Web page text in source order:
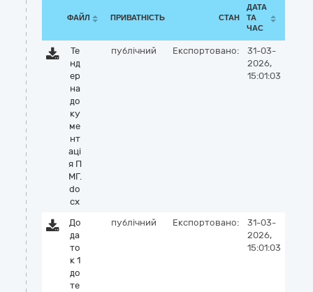
ФАЙЛ ПРИВАТНІСТЬ СТАН
ДАТА
ТА
ЧАС
Те
нд
ер
на
до
ку
ме
нт
аці
я П
МГ.
do
cx
публічний Експортовано:
31-03-
2026,
15:01:03
До
да
то
к 1
до
те
публічний Експортовано:
31-03-
2026,
15:01:03